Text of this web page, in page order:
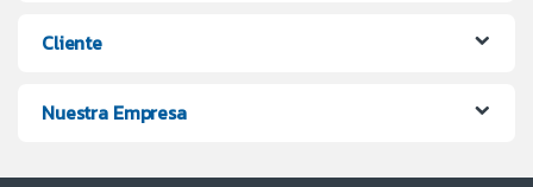
Cliente
Nuestra Empresa